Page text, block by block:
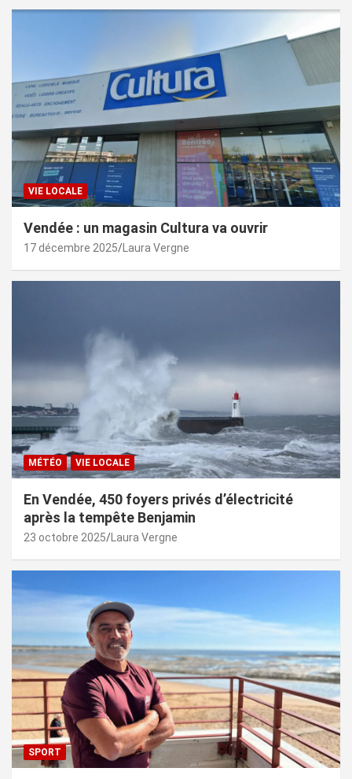
VIE LOCALE
Vendée : un magasin Cultura va ouvrir
17 décembre 2025 Laura Vergne
MÉTÉO VIE LOCALE
En Vendée, 450 foyers privés d’électricité
après la tempête Benjamin
23 octobre 2025 Laura Vergne
SPORT